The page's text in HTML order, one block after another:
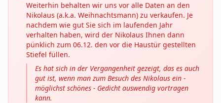
Weiterhin behalten wir uns vor alle Daten an den
Nikolaus (a.k.a. Weihnachtsmann) zu verkaufen. Je
nachdem wie gut Sie sich im laufenden Jahr
verhalten haben, wird der Nikolaus Ihnen dann
pünklich zum 06.12. den vor die Haustür gestellten
Stiefel füllen.
Es hat sich in der Vergangenheit gezeigt, das es auch
gut ist, wenn man zum Besuch des Nikolaus ein -
möglichst schönes - Gedicht auswendig vortragen
kann.